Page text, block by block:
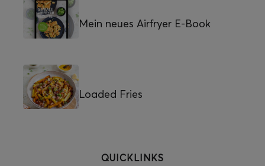
Mein neues Airfryer E-Book
Loaded Fries
QUICKLINKS